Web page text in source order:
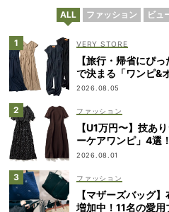
ALL ファッション ビュ
VERY STORE
【旅行・帰省にぴ
で決まる「ワンピ&
2026.08.05
ファッション
【U1万円〜】技あ
ーケアワンピ」4選！
2026.08.01
ファッション
【マザーズバッグ
増加中！11名の愛用